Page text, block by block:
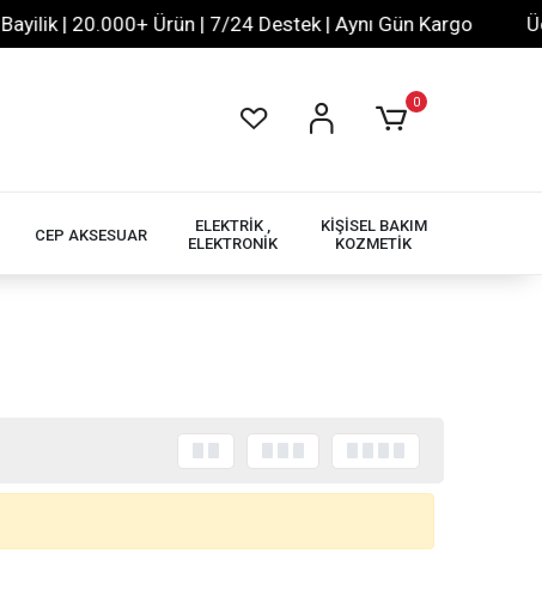
| 20.000+ Ürün | 7/24 Destek | Aynı Gün Kargo
0
CEP AKSESUAR
ELEKTRİK ,
ELEKTRONİK
KİŞİSEL BAKIM
KOZMETİK